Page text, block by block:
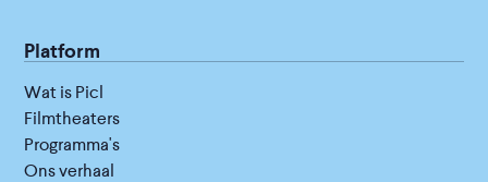
Platform
Wat is Picl
Filmtheaters
Programma's
Ons verhaal